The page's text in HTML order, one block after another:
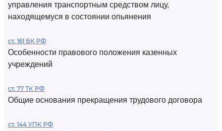
управления транспортным средством лицу,
находящемуся в состоянии опьянения
ст. 161 БК РФ
Особенности правового положения казенных
учреждений
ст. 77 ТК РФ
Общие основания прекращения трудового договора
ст. 144 УПК РФ